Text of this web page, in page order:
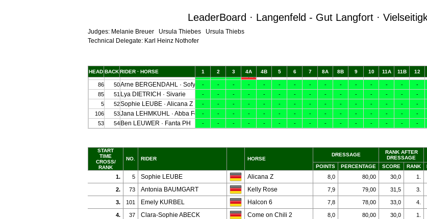
LeaderBoard · Langenfeld - Gut Langfort ·
Judges: Melanie Breuer Ursula Thiebes Ursula Thiebs
Technical Delegate: Karl Heinz Nothofer
START
TIME
CROSS/
RANK
NO. RIDER HORSE
DRESSAGE
RANK AFTER
DRESSAGE
POINTS
PERCENTAGE SCORE RANK
1. 5 Sophie LEUBE Alicana Z 8,0 80,00 30,0 1.
2. 73 Antonia BAUMGART Kelly Rose 7,9 79,00 31,5 3.
3. 101 Emely KURBEL Halcon 6 7,8 78,00 33,0 4.
4. 37 Clara-Sophie ABECK Come on Chili 2 8,0 80,00 30,0 1.